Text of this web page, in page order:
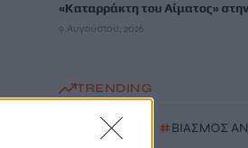
«Καταρράκτη του Αίματος»
9 Αυγούστου, 2026
TRENDING
ΣΚΙΑΘΟΣ #ΒΙΑΣΜΟΣ